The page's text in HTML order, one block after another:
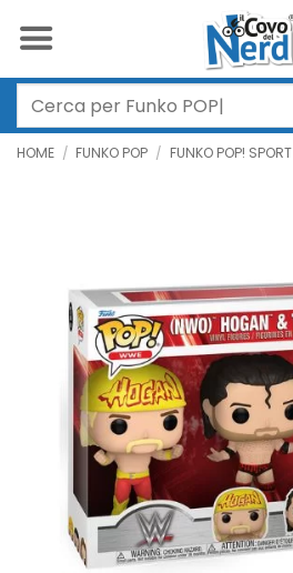
Cerca:
HOME / FUNKO POP / FUNKO POP! SPORT